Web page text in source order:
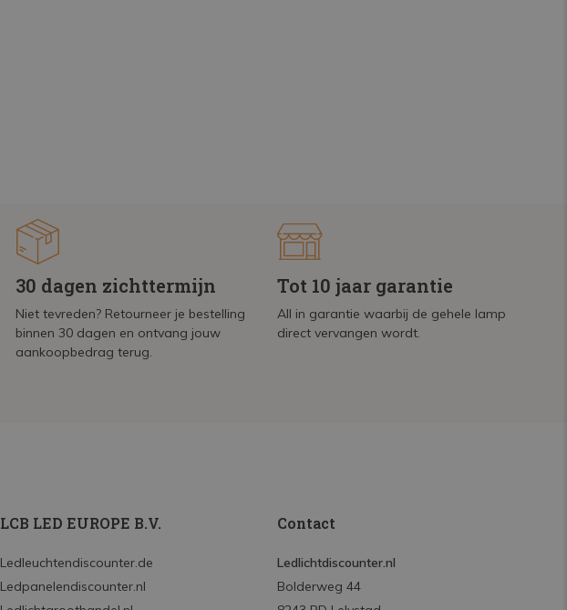
30 dagen zichttermijn
Niet tevreden? Retourneer je bestelling
binnen 30 dagen en ontvang jouw
aankoopbedrag terug.
Tot 10 jaar garantie
All in garantie waarbij de gehele lamp
direct vervangen wordt.
LCB LED EUROPE B.V.
Ledleuchtendiscounter.de
Ledpanelendiscounter.nl
Contact
Ledlichtdiscounter.nl
Bolderweg 44